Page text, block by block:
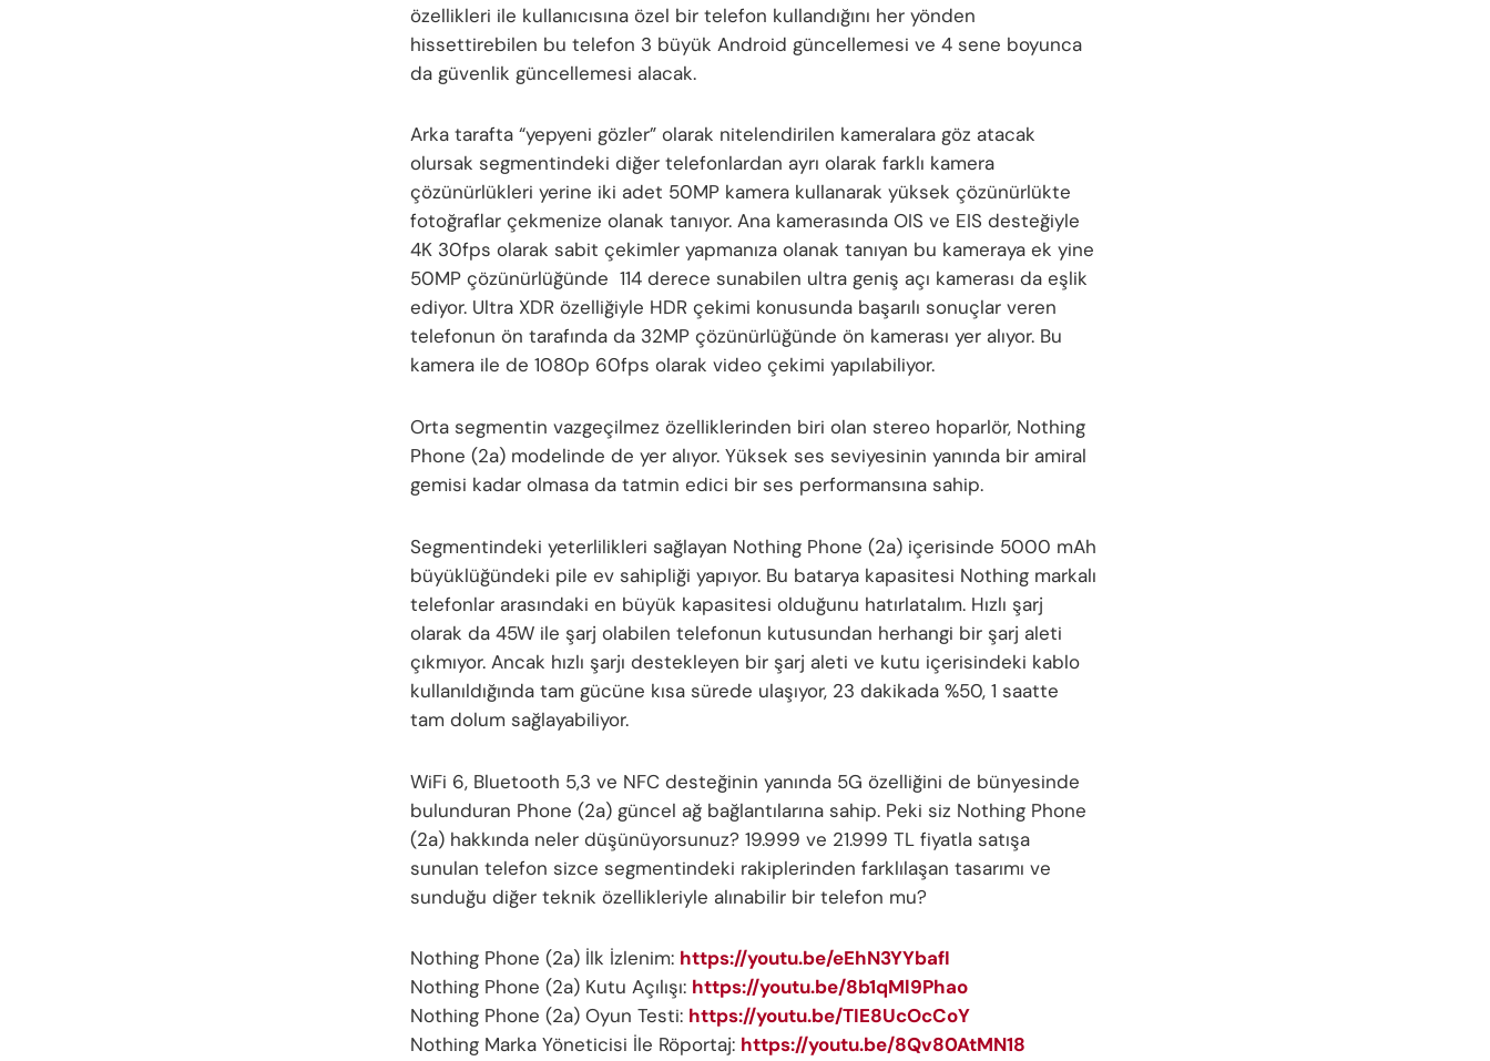
özellikleri ile kullanıcısına özel bir telefon kullandığını her yönden
hissettirebilen bu telefon 3 büyük Android güncellemesi ve 4 sene boyunca
da güvenlik güncellemesi alacak.
Arka tarafta “yepyeni gözler” olarak nitelendirilen kameralara göz atacak
olursak segmentindeki diğer telefonlardan ayrı olarak farklı kamera
çözünürlükleri yerine iki adet 50MP kamera kullanarak yüksek çözünürlükte
fotoğraflar çekmenize olanak tanıyor. Ana kamerasında OIS ve EIS desteğiyle
4K 30fps olarak sabit çekimler yapmanıza olanak tanıyan bu kameraya ek yine
50MP çözünürlüğünde 114 derece sunabilen ultra geniş açı kamerası da eşlik
ediyor. Ultra XDR özelliğiyle HDR çekimi konusunda başarılı sonuçlar veren
telefonun ön tarafında da 32MP çözünürlüğünde ön kamerası yer alıyor. Bu
kamera ile de 1080p 60fps olarak video çekimi yapılabiliyor.
Orta segmentin vazgeçilmez özelliklerinden biri olan stereo hoparlör, Nothing
Phone (2a) modelinde de yer alıyor. Yüksek ses seviyesinin yanında bir amiral
gemisi kadar olmasa da tatmin edici bir ses performansına sahip.
Segmentindeki yeterlilikleri sağlayan Nothing Phone (2a) içerisinde 5000 mAh
büyüklüğündeki pile ev sahipliği yapıyor. Bu batarya kapasitesi Nothing markalı
telefonlar arasındaki en büyük kapasitesi olduğunu hatırlatalım. Hızlı şarj
olarak da 45W ile şarj olabilen telefonun kutusundan herhangi bir şarj aleti
çıkmıyor. Ancak hızlı şarjı destekleyen bir şarj aleti ve kutu içerisindeki kablo
kullanıldığında tam gücüne kısa sürede ulaşıyor, 23 dakikada %50, 1 saatte
tam dolum sağlayabiliyor.
WiFi 6, Bluetooth 5,3 ve NFC desteğinin yanında 5G özelliğini de bünyesinde
bulunduran Phone (2a) güncel ağ bağlantılarına sahip. Peki siz Nothing Phone
(2a) hakkında neler düşünüyorsunuz? 19.999 ve 21.999 TL fiyatla satışa
sunulan telefon sizce segmentindeki rakiplerinden farklılaşan tasarımı ve
sunduğu diğer teknik özellikleriyle alınabilir bir telefon mu?
Nothing Phone (2a) İlk İzlenim: https://youtu.be/eEhN3YYbafI
Nothing Phone (2a) Kutu Açılışı: https://youtu.be/8b1qMl9Phao
Nothing Phone (2a) Oyun Testi: https://youtu.be/TIE8UcOcCoY
Nothing Marka Yöneticisi İle Röportaj: https://youtu.be/8Qv80AtMN18